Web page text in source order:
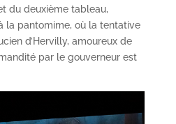
du deuxième tableau,
la pantomime, où la tentative
d’Hervilly, amoureux de
par le gouverneur est